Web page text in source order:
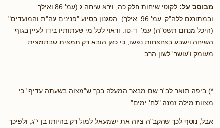
מבוסס על:
לקוטי שיחות חלק כה, וירא שיחה ג (עמ' 86 ואילך.
ובמתורגם ללה"ק: עמ' 96 ואילך). הסגנון בסיוע "פנינים עה"ת והמועדים"
(היכל מנחם תשס"ה) עמ' יד-טו. וראוי לכל מי שעתותיו בידו לעיין בגוף
השיחה וישבע בצחצחות נפשו, כי כאן הובא רק תמצית שבתמצית
מעומק ו'עושר' לשון הרב.
*) ביפה תואר לב"ר שם מבאר המעלה בכך ש"מצוה בשעתה עדיף" כי
מצוות מילה זמנה "לח' ימים".
אבל, נוסף לכך שהקב"ה ציוה את ישמעאל למול רק בהיותו בן י"ג, ולפיכך